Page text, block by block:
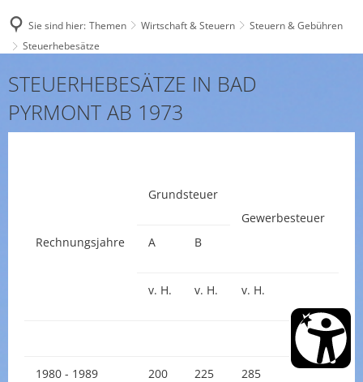
Sie sind hier: Themen Wirtschaft & Steuern
Steuern & Gebühren
Steuerhebesätze
Steuerhebesätze
STEUERHEBESÄTZE IN BAD
PYRMONT AB 1973
Rechnungsjahre
Grundsteuer
Gewerbesteuer
A
B
v. H. v. H. v. H.
1980 - 1989 200 225 285